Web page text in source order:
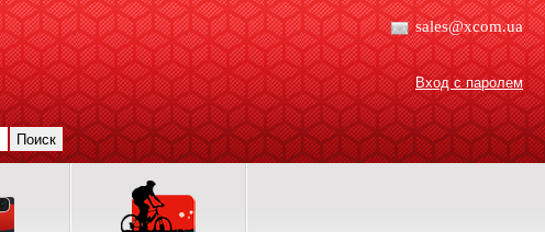
sales@xcom.ua
Вход с паролем
Поиск